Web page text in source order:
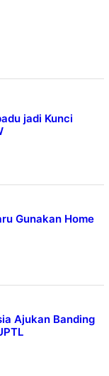
jadi Kunci
Gunakan Home
Ajukan Banding